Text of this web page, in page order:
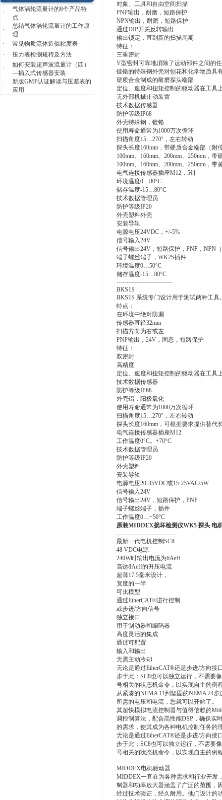
·
气体涡轮流量计的8个产品特
点
·
总结气体涡轮流量计的工作原
理
·
常见物质流体近似粘度表
·
压力表检测规程及方法
·
如何安装超声波流量计（四）
—插入式传感器安装
·
新版GMP认证解读与压差表的
应用
对象、工具和自由空间扫描
PNP输出，耐磨，短路保护
NPN输出，耐磨，短路保护
通过DIP开关反转输出
输出锁定，直到新的扫描周期
特征：
三重密封
V型密封可靠地消除了运动部件之间的
镀铬的特殊钢外壳对刨花和化学物质具
硬质合金制成的耐磨探头端部
定位、速度和扭矩控制的驱动器在工具
无外部机械止动装置
技术数据传感器
防护等级IP68
外壳特殊钢，镀铬
使用寿命通常为1000万次循环
扫描角度15…270°，左右转动
探头长度160mm，带硬质合金端部（附
100mm、160mm、200mm、250mm，
100mm、160mm、200mm、250mm，带
电气连接传感器插座M12，5针
环境温度0…80°C
储存温度-15…80°C
技术数据管理员
防护等级IP20
外壳塑料外壳
安装导轨
电源电压24VDC，+/-5%
信号输入24V
信号输出24V，短路保护，PNP，NPN
端子螺丝端子，WK2S插件
环境温度0…50°C
储存温度-15…80°C
----------------------------
BKS1S
BKS1S 系统专门设计用于测试两种工具
特点：
在环境中绝对防漏
传感器直径32mm
扫描方向为右或左
PNP输出，24V，固态，短路保护
特征：
双密封
高精度
定位、速度和扭矩控制的驱动器在工具
技术数据传感器
防护等级IP68
外壳铝，阳极氧化
使用寿命通常为1000万次循环
扫描角度15…270°，左右转动
探头长度160mm，可根据要求提供替代
电气连接传感器插座M12
工作温度0°C。+70°C
技术数据管理员
防护等级IP20
外壳塑料
安装导轨
电源电压20-35VDC或15-25VAC/5W
信号输入24V
信号输出24V，短路保护，PNP
端子螺丝端子，插件
工作温度0…+50°C
原装MIDDEX损坏检测仪WK5 探头 电
------------------------------
最新一代电机控制SC8
48 VDC电源
240W时输出电流为6Aeff
高达8Aeff的升压电流
超薄17.5毫米设计，
宽度的一半
可比模型
通过EtherCAT®进行控制
或步进/方向信号
独立接口
用于制动器和编码器
高度灵活的集成
通过可配置
输入和输出
无需主动冷却
无论是通过EtherCAT®还是步进/方向接
步于此：SC8也可以独立运行，不需要
号相关的状态机命令，以实现自主的例
从紧凑的NEMA 11到坚固的NEMA 24
所需的电压和电流，您就可以开始了。
其超快模拟电流控制器与值得信赖的
调控制算法，配合高性能DSP，确保实
的需求，使其成为各种电机控制任务的
无论是通过EtherCAT®还是步进/方向接
步于此：SC8也可以独立运行，不需要
号相关的状态机命令，以实现自主的例
------------------------
MIDDEX电机驱动器
MIDDEX一直在为各种需求和行业开发
制器和功率放大器涵盖了广泛的范围，
经过技术验证，经久耐用。他们设计的